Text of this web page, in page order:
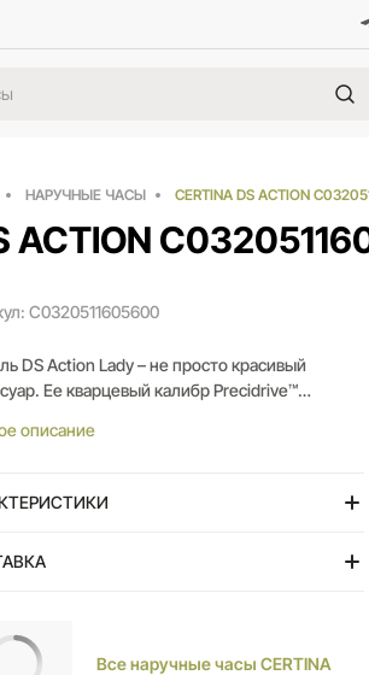
НАРУЧНЫЕ ЧАСЫ CERTINA DS ACTION
ACTION
C0320511605600
DS Action Lady – не просто красивый
Ее кварцевый калибр Precidrive™
института тестирования COSC.
до 20 бар. Не стоит их
описание
Все наручные часы CERTINA